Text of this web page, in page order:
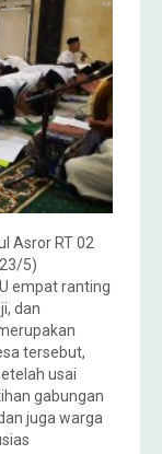
Asror RT 02
5)
empat ranting
dan
tersebut,
usai
gabungan
juga warga